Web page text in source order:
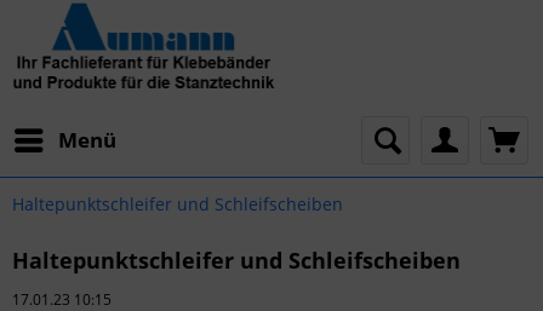
Menü
Haltepunktschleifer und Schleifscheiben
Haltepunktschleifer und Schleifscheiben
17.01.23 10:15